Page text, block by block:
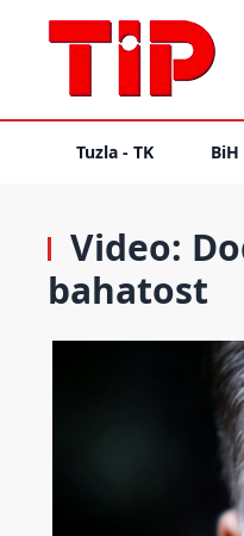
Tuzla - TK BiH
Video:
bahatost